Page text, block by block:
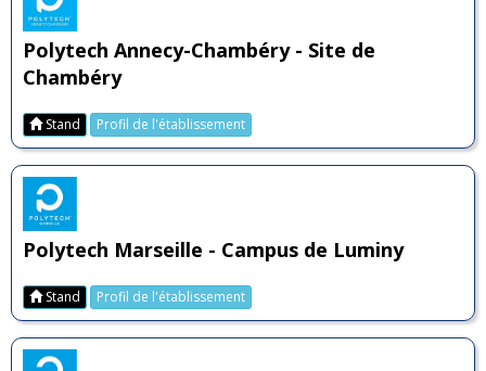
Polytech Annecy-Chambéry - Site de
Chambéry
Stand Profil de l'établissement
Polytech Marseille - Campus de Luminy
Stand Profil de l'établissement